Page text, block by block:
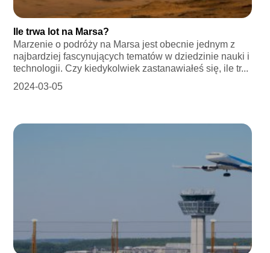
Ile trwa lot na Marsa?
Marzenie o podróży na Marsa jest obecnie jednym z
najbardziej fascynujących tematów w dziedzinie nauki i
technologii. Czy kiedykolwiek zastanawiałeś się, ile tr...
2024-03-05